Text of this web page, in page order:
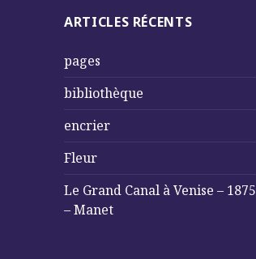
ARTICLES RÉCENTS
pages
bibliothèque
encrier
Fleur
Le Grand Canal à Venise – 1875
– Manet